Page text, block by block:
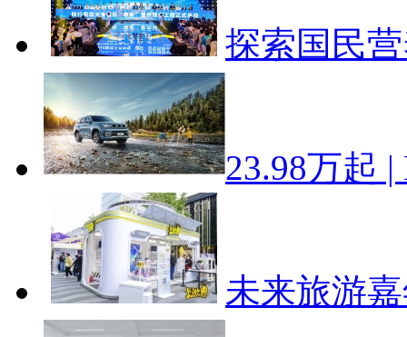
探索国民
23.98万起
未来旅游